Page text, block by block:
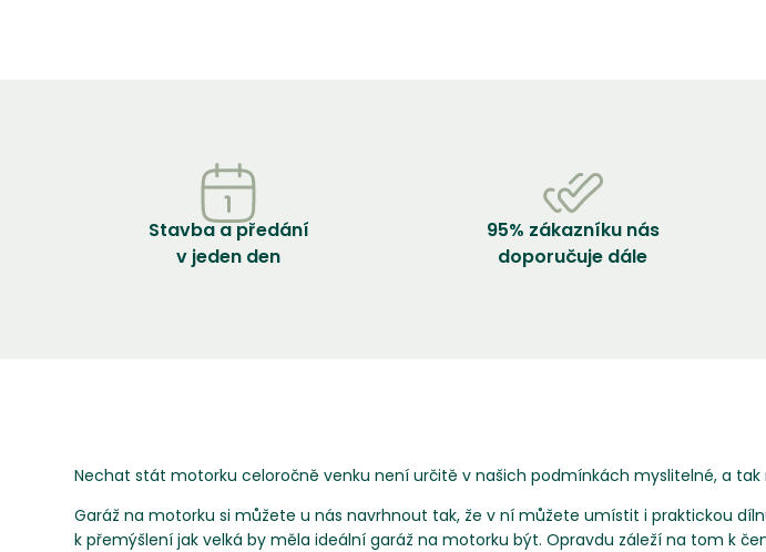
Stavba a předání
v jeden den
95% zákazníku nás
doporučuje dále
Nechat stát motorku celoročně venku není určitě v našich podmínkách myslitelné, a
Garáž na motorku si můžete u nás navrhnout tak, že v ní můžete umístit i praktickou
k přemýšlení jak velká by měla ideální garáž na motorku být. Opravdu záleží na tom k